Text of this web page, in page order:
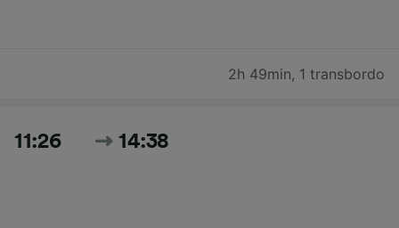
2h 49min, 1 transbordo
11:26 14:38